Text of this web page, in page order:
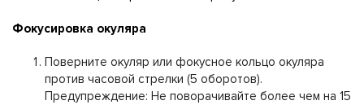
Фокусировка окуляра
Поверните окуляр или фокусное кольцо окуляра
против часовой стрелки (5 оборотов).
Предупреждение: Не поворачивайте более чем на 15